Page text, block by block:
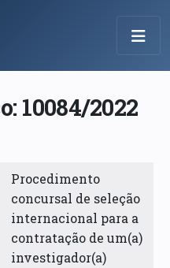
10084/2022
Procedimento
concursal de seleção
internacional para a
contratação de um(a)
investigador(a)